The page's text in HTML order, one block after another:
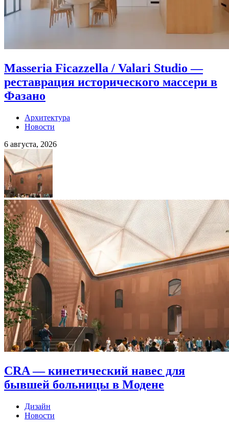
Masseria Ficazzella / Valari Studio —
реставрация исторического массери в
Фазано
Архитектура
Новости
6 августа, 2026
CRA — кинетический навес для
бывшей больницы в Модене
Дизайн
Новости